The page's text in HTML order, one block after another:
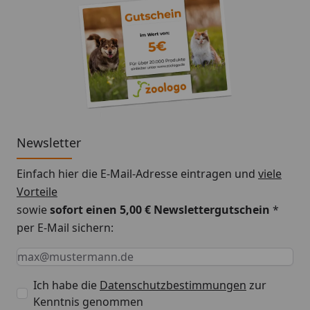
Newsletter
Einfach hier die E-Mail-Adresse eintragen und viele
Vorteile
sowiesofort einen 5,00 € Newslettergutschein *
per E-Mail sichern:
Keine Eingabe erforderlich
Eingabe erforderlich
E-Mail *
Ich habe die Datenschutzbestimmungen zur
Kenntnis genommen